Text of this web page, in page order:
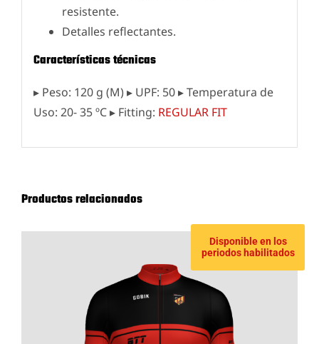
resistente.
Detalles reflectantes.
Características técnicas
▸ Peso: 120 g (M) ▸ UPF: 50 ▸ Temperatura de
Uso: 20- 35 ºC ▸ Fitting: REGULAR FIT
Productos relacionados
Disponible en los
periodos habilitados